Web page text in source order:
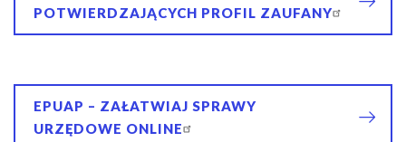
POTWIERDZAJĄCYCH PROFIL ZAUFANY
EPUAP – ZAŁATWIAJ SPRAWY
URZĘDOWE ONLINE